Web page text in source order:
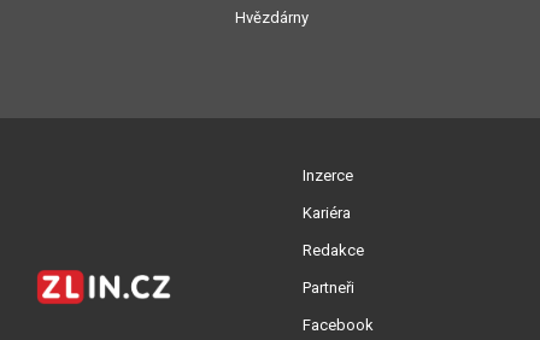
Hvězdárny
Inzerce
Kariéra
Redakce
Partneři
Facebook